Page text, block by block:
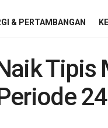
& PERTAMBANGAN
Tipis